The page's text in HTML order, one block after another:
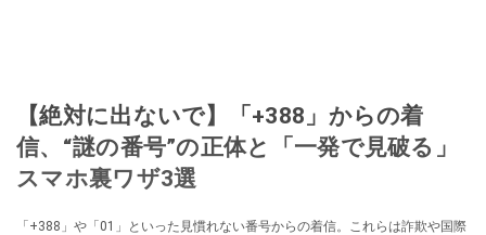
【絶対に出ないで】「+388」からの着
信、“謎の番号”の正体と「一発で見破る」
スマホ裏ワザ3選
「+388」や「01」といった見慣れない番号からの着信。これらは詐欺や国際